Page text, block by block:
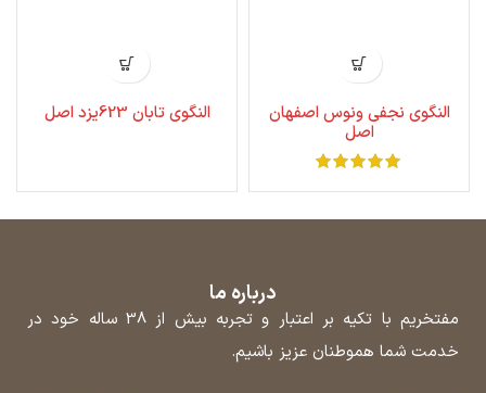
النگوی نجفی ونوس اصفهان
اصل
النگوی تابان 623یزد اصل
درباره ما
مفتخریم با تکیه بر اعتبار و تجربه بیش از 38 ساله خود در
خدمت شما هموطنان عزیز باشیم.